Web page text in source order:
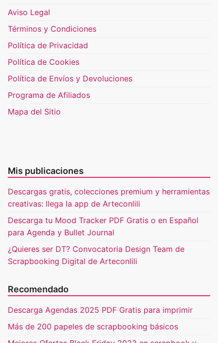
Aviso Legal
Términos y Condiciones
Política de Privacidad
Política de Cookies
Política de Envíos y Devoluciones
Programa de Afiliados
Mapa del Sitio
Mis publicaciones
Descargas gratis, colecciones premium y herramientas
creativas: llega la app de Arteconlili
Descarga tu Mood Tracker PDF Gratis o en Español
para Agenda y Bullet Journal
¿Quieres ser DT? Convocatoria Design Team de
Scrapbooking Digital de Arteconlili
Recomendado
Descarga Agendas 2025 PDF Gratis para imprimir
Más de 200 papeles de scrapbooking básicos